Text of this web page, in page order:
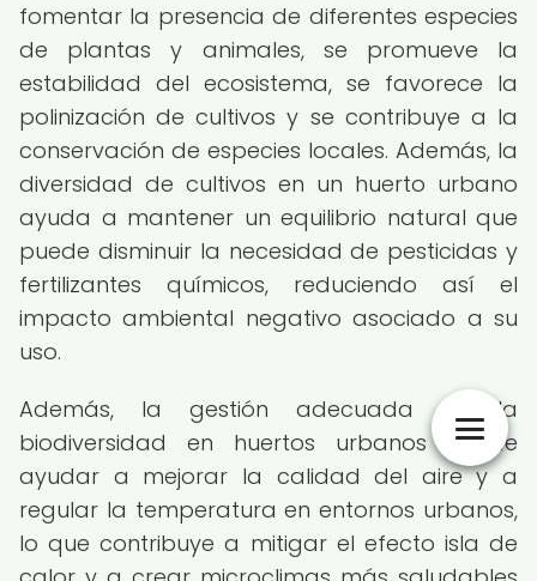
fomentar la presencia de diferentes especies
de plantas y animales, se promueve la
estabilidad del ecosistema, se favorece la
polinización de cultivos y se contribuye a la
conservación de especies locales. Además, la
diversidad de cultivos en un huerto urbano
ayuda a mantener un equilibrio natural que
puede disminuir la necesidad de pesticidas y
fertilizantes químicos, reduciendo así el
impacto ambiental negativo asociado a su
uso.
Además, la gestión adecuada de la
biodiversidad en huertos urbanos puede
ayudar a mejorar la calidad del aire y a
regular la temperatura en entornos urbanos,
lo que contribuye a mitigar el efecto isla de